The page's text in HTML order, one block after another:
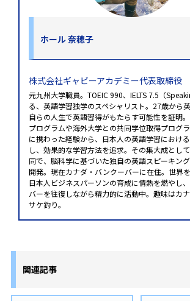
ホール 奈穂子
株式会社ギャビーアカデミー代表取締役
元九州大学職員。TOEIC 990、IELTS 7.5（
る、英語学習独学のスペシャリスト。27歳から英
自らの人生で英語習得がもたらす可能性を証明
プログラムや海外大学との共同学位取得プログ
に携わった経験から、日本人の英語学習におけ
し、効果的な学習方法を追求。その集大成とし
同で、脳科学に基づいた独自の英語スピーキン
開発。現在カナダ・バンクーバーに在住。世界
日本人ビジネスパーソンの育成に情熱を燃やし
バーを往復しながら精力的に活動中。趣味はカ
サケ釣り。
関連記事